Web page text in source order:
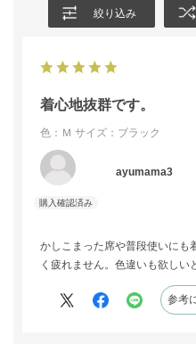
絞り込み
着心地抜群です。
色：Ｍ サイズ：ブラック
ayumama3
かしこまった席や普段使いにも
く疲れません。色違いも欲しい
参考